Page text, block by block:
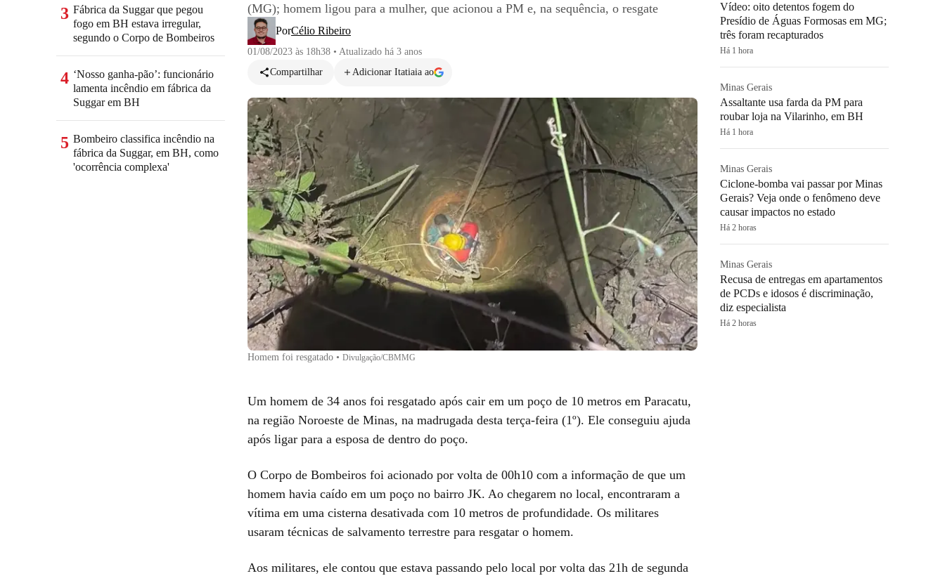
(MG); homem ligou para a mulher, que acionou a PM e, na sequência, o resgate
PorCélio Ribeiro
01/08/2023 às 18h38 • Atualizado há 3 anos
Compartilhar
Adicionar Itatiaia ao
Homem foi resgatado • Divulgação/CBMMG
Um homem de 34 anos foi resgatado após cair em um poço de 10 metros em Paracatu,
na região Noroeste de Minas, na madrugada desta terça-feira (1º). Ele conseguiu ajuda
após ligar para a esposa de dentro do poço.
O Corpo de Bombeiros foi acionado por volta de 00h10 com a informação de que um
homem havia caído em um poço no bairro JK. Ao chegarem no local, encontraram a
vítima em uma cisterna desativada com 10 metros de profundidade. Os militares
usaram técnicas de salvamento terrestre para resgatar o homem.
Aos militares, ele contou que estava passando pelo local por volta das 21h de segunda
3 Fábrica da Suggar que pegou
fogo em BH estava irregular,
segundo o Corpo de Bombeiros
4 ‘Nosso ganha-pão’: funcionário
lamenta incêndio em fábrica da
Suggar em BH
5 Bombeiro classifica incêndio na
fábrica da Suggar, em BH, como
'ocorrência complexa'
Vídeo: oito detentos fogem do
Presídio de Águas Formosas em MG;
três foram recapturados
Há 1 hora
Minas Gerais
Assaltante usa farda da PM para
roubar loja na Vilarinho, em BH
Há 1 hora
Minas Gerais
Ciclone-bomba vai passar por Minas
Gerais? Veja onde o fenômeno deve
causar impactos no estado
Há 2 horas
Minas Gerais
Recusa de entregas em apartamentos
de PCDs e idosos é discriminação,
diz especialista
Há 2 horas